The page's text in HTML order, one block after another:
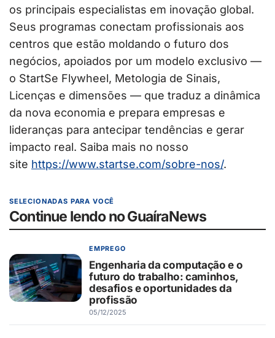
os principais especialistas em inovação global.
Seus programas conectam profissionais aos
centros que estão moldando o futuro dos
negócios, apoiados por um modelo exclusivo —
o StartSe Flywheel, Metologia de Sinais,
Licenças e dimensões — que traduz a dinâmica
da nova economia e prepara empresas e
lideranças para antecipar tendências e gerar
impacto real. Saiba mais no nosso
site https://www.startse.com/sobre-nos/.
SELECIONADAS PARA VOCÊ
Continue lendo no GuaíraNews
EMPREGO
Engenharia da computação e o
futuro do trabalho: caminhos,
desafios e oportunidades da
profissão
05/12/2025